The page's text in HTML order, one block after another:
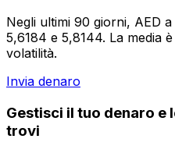
Negli ultimi 90 giorni, AED
5,6184 e 5,8144. La media
volatilità.
Invia denaro
Gestisci il tuo denaro e
trovi